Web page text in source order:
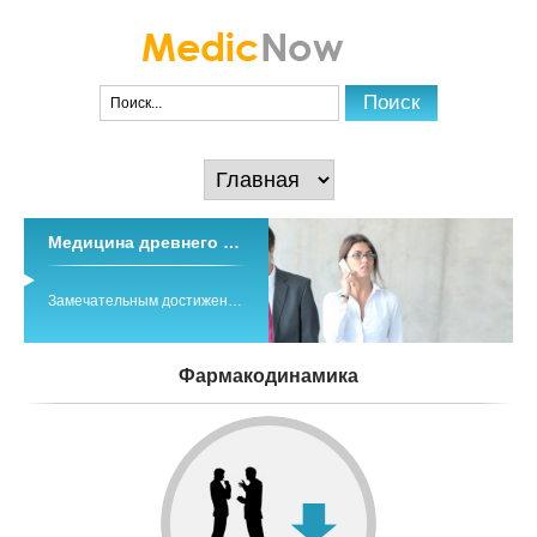
Медицина древнего тибета
Замечательным достижением древних и средневековых медицинских знаний народов Азии является традиционная система индо-тибетской медицины ...
Фармакодинамика